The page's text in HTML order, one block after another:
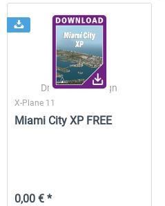
Drzewiecki Design
X-Plane 11
Miami City XP FREE
0,00 € *